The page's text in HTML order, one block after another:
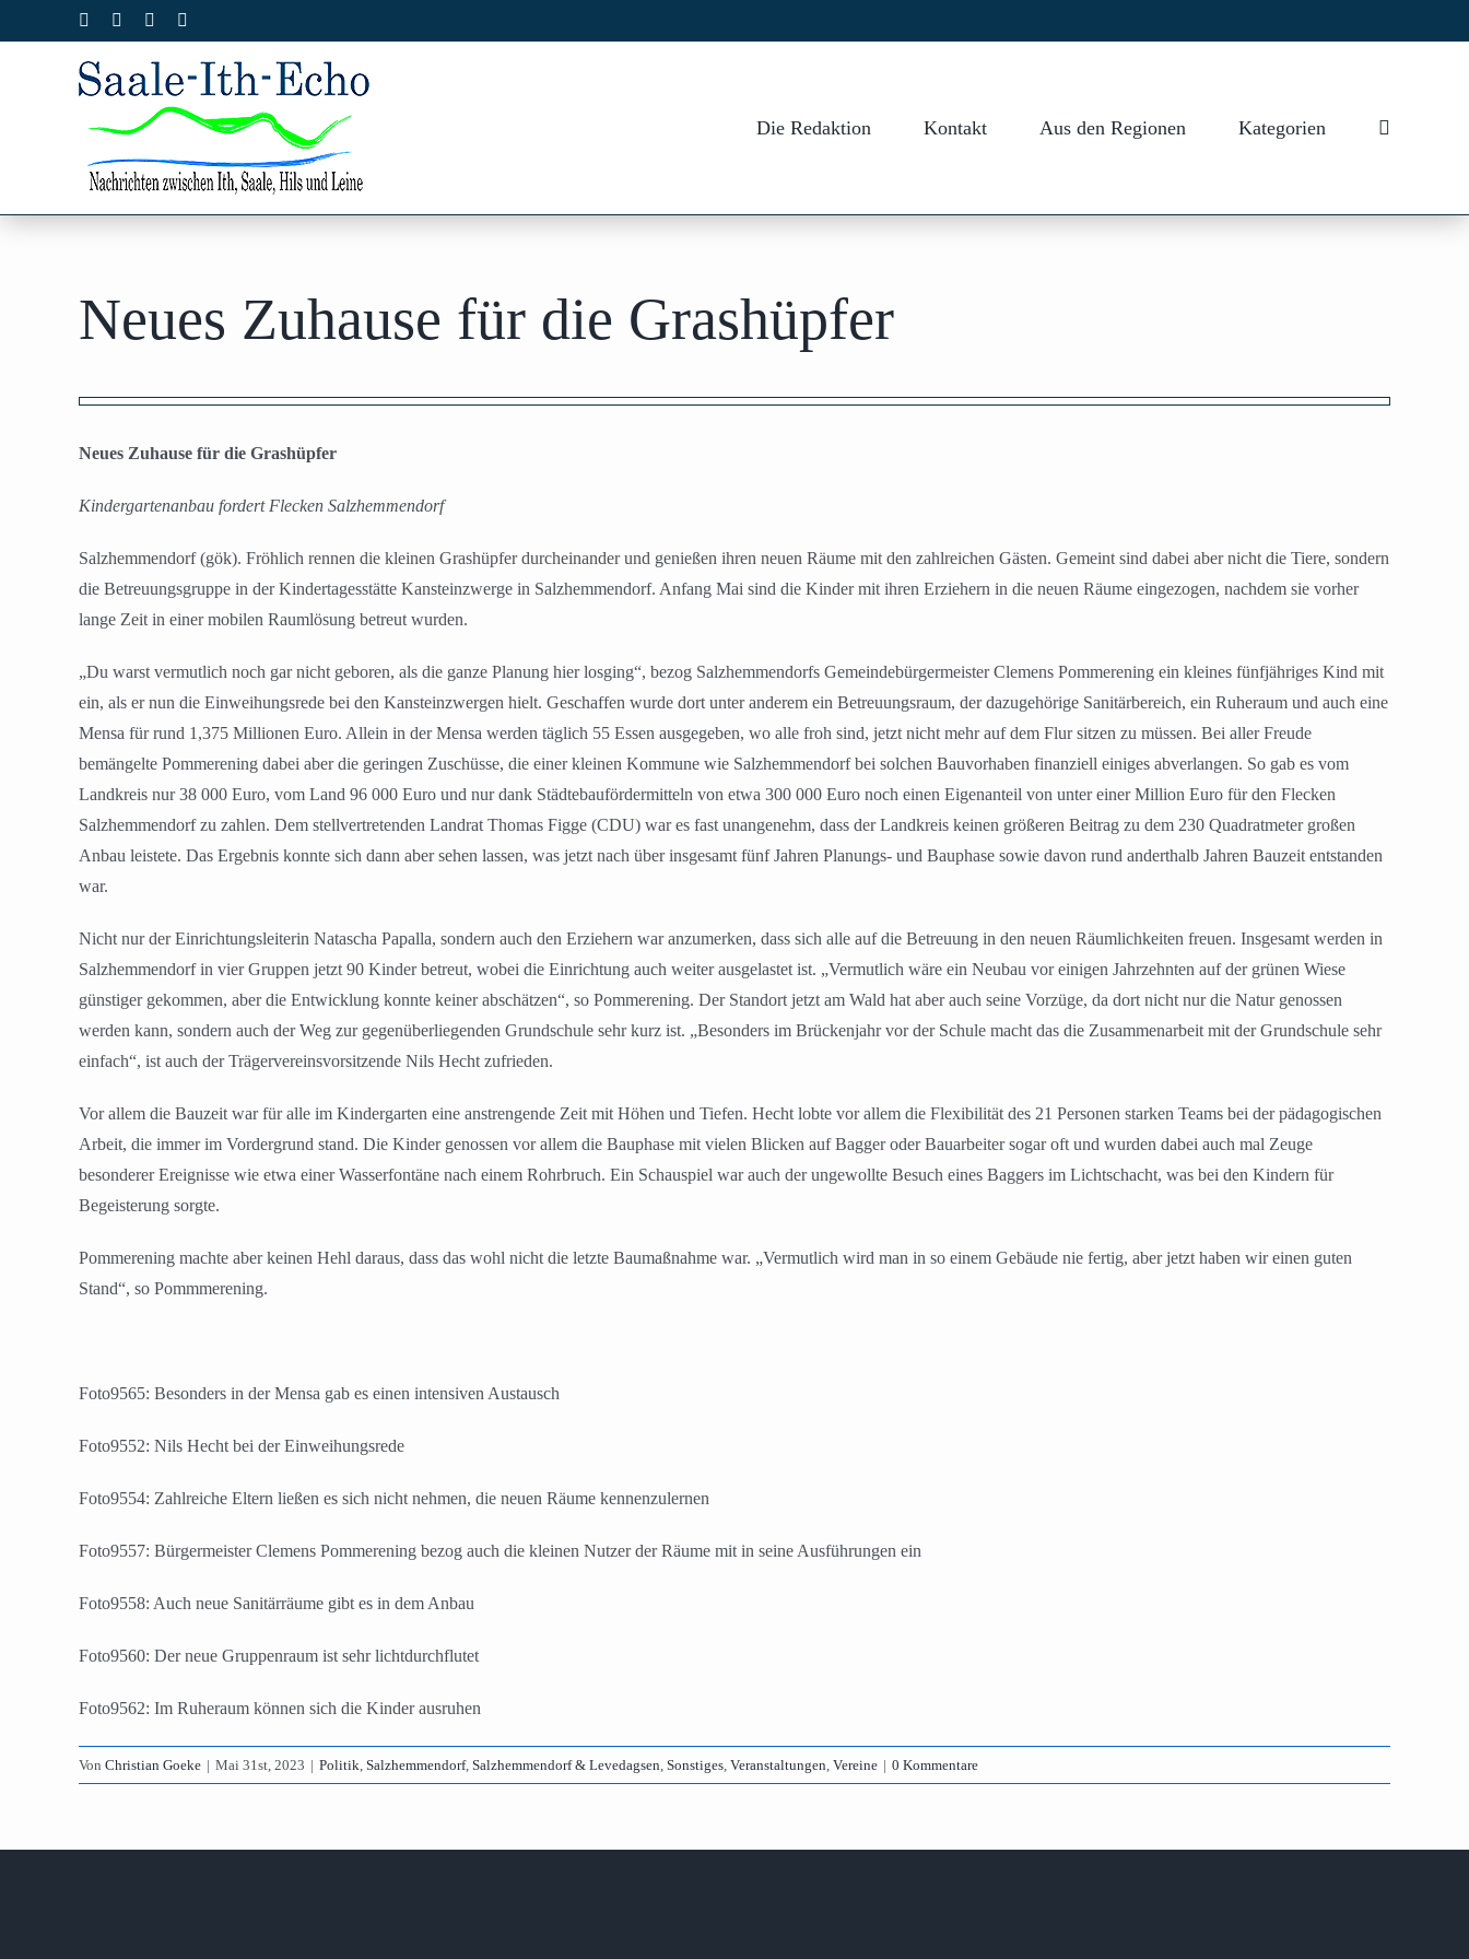
Inhalt
Facebook Instagram
Die Redaktion Kontakt Aus den Regionen Kategorien
Neues Zuhause für die Grashüpfer
grösseres
Neues Zuhause für die Grashüpfer
Kindergartenanbau fordert Flecken Salzhemmendorf
Salzhemmendorf (gök). Fröhlich rennen die kleinen Grashüpfer durcheinander und genießen ihren neuen Räume mit den zahlreichen Gästen. Gemeint sind dabei aber nicht die Tiere, sondern
die Betreuungsgruppe in der Kindertagesstätte Kansteinzwerge in Salzhemmendorf. Anfang Mai sind die Kinder mit ihren Erziehern in die neuen Räume eingezogen, nachdem sie vorher
lange Zeit in einer mobilen Raumlösung betreut wurden.
„Du warst vermutlich noch gar nicht geboren, als die ganze Planung hier losging“, bezog Salzhemmendorfs Gemeindebürgermeister Clemens Pommerening ein kleines fünfjähriges Kind mit
ein, als er nun die Einweihungsrede bei den Kansteinzwergen hielt. Geschaffen wurde dort unter anderem ein Betreuungsraum, der dazugehörige Sanitärbereich, ein Ruheraum und auch eine
Mensa für rund 1,375 Millionen Euro. Allein in der Mensa werden täglich 55 Essen ausgegeben, wo alle froh sind, jetzt nicht mehr auf dem Flur sitzen zu müssen. Bei aller Freude
bemängelte Pommerening dabei aber die geringen Zuschüsse, die einer kleinen Kommune wie Salzhemmendorf bei solchen Bauvorhaben finanziell einiges abverlangen. So gab es vom
Landkreis nur 38 000 Euro, vom Land 96 000 Euro und nur dank Städtebaufördermitteln von etwa 300 000 Euro noch einen Eigenanteil von unter einer Million Euro für den Flecken
Salzhemmendorf zu zahlen. Dem stellvertretenden Landrat Thomas Figge (CDU) war es fast unangenehm, dass der Landkreis keinen größeren Beitrag zu dem 230 Quadratmeter großen
Anbau leistete. Das Ergebnis konnte sich dann aber sehen lassen, was jetzt nach über insgesamt fünf Jahren Planungs- und Bauphase sowie davon rund anderthalb Jahren Bauzeit entstanden
war.
Nicht nur der Einrichtungsleiterin Natascha Papalla, sondern auch den Erziehern war anzumerken, dass sich alle auf die Betreuung in den neuen Räumlichkeiten freuen. Insgesamt werden in
Salzhemmendorf in vier Gruppen jetzt 90 Kinder betreut, wobei die Einrichtung auch weiter ausgelastet ist. „Vermutlich wäre ein Neubau vor einigen Jahrzehnten auf der grünen Wiese
günstiger gekommen, aber die Entwicklung konnte keiner abschätzen“, so Pommerening. Der Standort jetzt am Wald hat aber auch seine Vorzüge, da dort nicht nur die Natur genossen
werden kann, sondern auch der Weg zur gegenüberliegenden Grundschule sehr kurz ist. „Besonders im Brückenjahr vor der Schule macht das die Zusammenarbeit mit der Grundschule sehr
einfach“, ist auch der Trägervereinsvorsitzende Nils Hecht zufrieden.
Vor allem die Bauzeit war für alle im Kindergarten eine anstrengende Zeit mit Höhen und Tiefen. Hecht lobte vor allem die Flexibilität des 21 Personen starken Teams bei der pädagogischen
Arbeit, die immer im Vordergrund stand. Die Kinder genossen vor allem die Bauphase mit vielen Blicken auf Bagger oder Bauarbeiter sogar oft und wurden dabei auch mal Zeuge
besonderer Ereignisse wie etwa einer Wasserfontäne nach einem Rohrbruch. Ein Schauspiel war auch der ungewollte Besuch eines Baggers im Lichtschacht, was bei den Kindern für
Begeisterung sorgte.
Pommerening machte aber keinen Hehl daraus, dass das wohl nicht die letzte Baumaßnahme war. „Vermutlich wird man in so einem Gebäude nie fertig, aber jetzt haben wir einen guten
Stand“, so Pommmerening.
Foto9565: Besonders in der Mensa gab es einen intensiven Austausch
Foto9552: Nils Hecht bei der Einweihungsrede
Foto9554: Zahlreiche Eltern ließen es sich nicht nehmen, die neuen Räume kennenzulernen
Foto9557: Bürgermeister Clemens Pommerening bezog auch die kleinen Nutzer der Räume mit in seine Ausführungen ein
Foto9558: Auch neue Sanitärräume gibt es in dem Anbau
Foto9560: Der neue Gruppenraum ist sehr lichtdurchflutet
Foto9562: Im Ruheraum können sich die Kinder ausruhen
Von Christian Goeke | Mai 31st, 2023 | Politik, Salzhemmendorf, Salzhemmendorf & Levedagsen, Sonstiges, Veranstaltungen, Vereine | 0 Kommentare